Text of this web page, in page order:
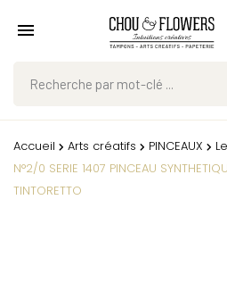
Accueil Arts créatifs PINCEAUX
N°2/0 SERIE 1407 PINCEAU
TINTORETTO